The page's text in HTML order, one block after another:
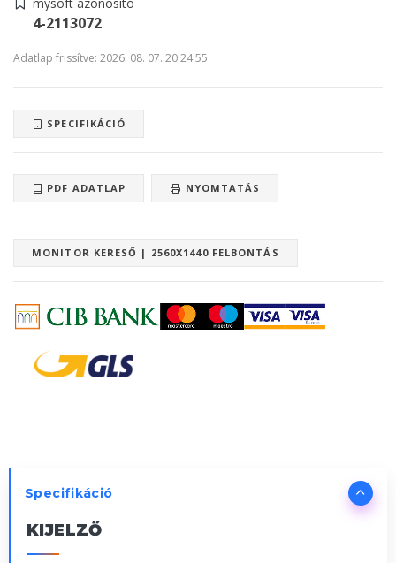
4-2113072
Adatlap frissítve: 2026. 08. 07. 20:24:55
SPECIFIKÁCIÓ
PDF ADATLAP NYOMTATÁS
MONITOR KERESŐ | 2560X1440 FELBONTÁS
Specifikáció
KIJELZŐ